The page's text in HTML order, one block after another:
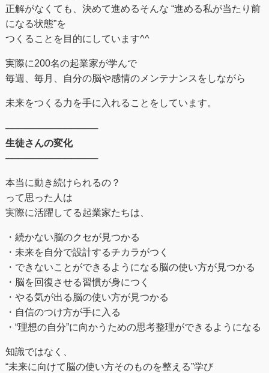
正解がなくても、決めて進めるそんな “進める私が当たり前
になる状態”を
つくることを目的にしています^^
実際に200名の起業家が学んで
毎週、毎月、自分の脳や感情のメンテナンスをしながら
未来をつくる⼒を手に入れることをしています。
──────────────
生徒さんの変化
──────────────
本当に動き続けられるの？
って思った人は
実際に活躍してる起業家たちは、
・続かない脳のクセが見つかる
・未来を自分で設計するチカラがつく
・できないことができるようになる脳の使い方が見つかる
・脳を回復させる習慣が身につく
・やる気が出る脳の使い方が見つかる
・自信のつけ方が手に入る
・“理想の自分”に向かうための思考整理ができるようになる
知識ではなく、
“未来に向けて脳の使い方そのものを整える”学び